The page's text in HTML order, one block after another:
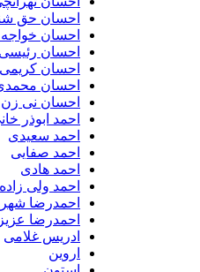
احسان حق شناس
احسان خواجه امیری
احسان رئیسی
احسان کریمی
احسان محمدی
احسان نی زن
احمد ابوذر خانی فرد
احمد سعیدی
احمد صفایی
احمد هادی
احمد ولی زاده
احمدرضا شهریاری
احمدرضا عزیزی
ادریس غلامی
اروین